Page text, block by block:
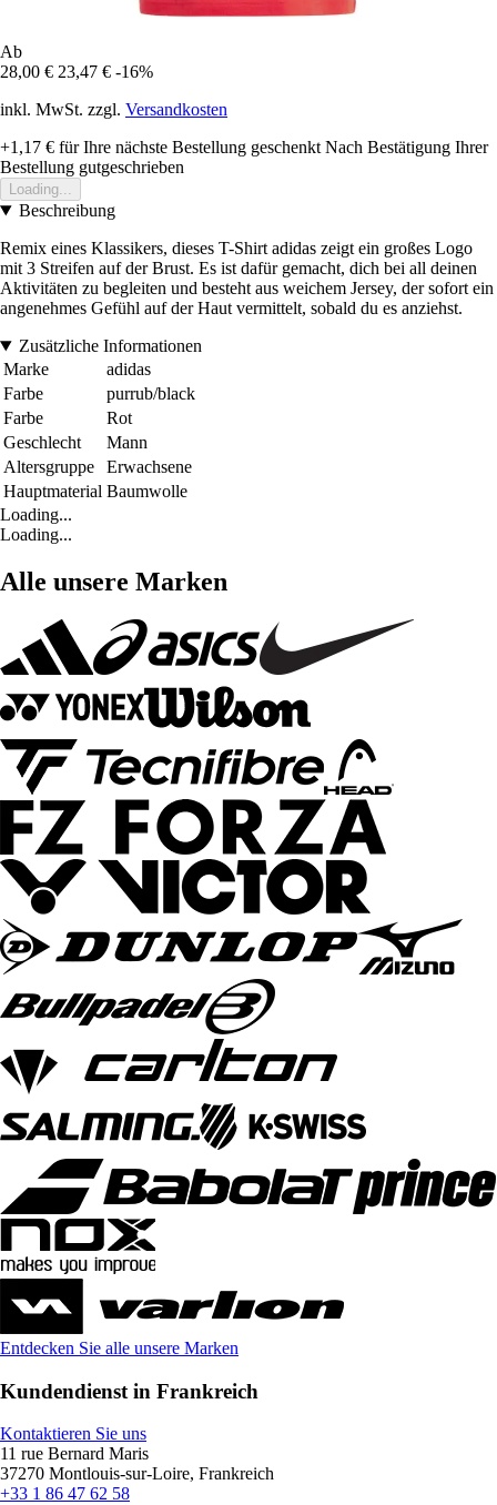
Ab
28,00 € 23,47 € -16%
inkl. MwSt. zzgl. Versandkosten
+1,17 € für Ihre nächste Bestellung geschenkt Nach Bestätigung Ihrer
Bestellung gutgeschrieben
Loading...
Beschreibung
Remix eines Klassikers, dieses T-Shirt adidas zeigt ein großes Logo
mit 3 Streifen auf der Brust. Es ist dafür gemacht, dich bei all deinen
Aktivitäten zu begleiten und besteht aus weichem Jersey, der sofort ein
angenehmes Gefühl auf der Haut vermittelt, sobald du es anziehst.
Zusätzliche Informationen
Marke
adidas
Farbe
purrub/black
Farbe
Rot
Geschlecht
Mann
Altersgruppe
Erwachsene
Hauptmaterial Baumwolle
Loading...
Loading...
Alle unsere Marken
Entdecken Sie alle unsere Marken
Kundendienst in Frankreich
Kontaktieren Sie uns
11 rue Bernard Maris
37270 Montlouis-sur-Loire, Frankreich
+33 1 86 47 62 58